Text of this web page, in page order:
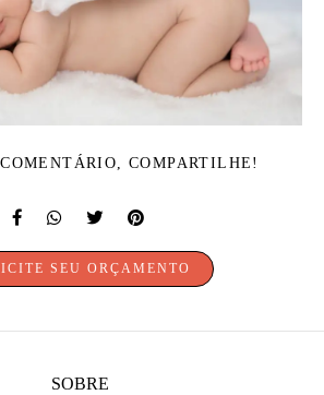
COMPARTILHE!
SEU ORÇAMENTO
SOBRE